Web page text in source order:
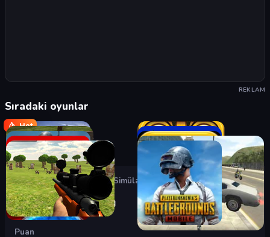
REKLAM
Sıradaki oyunlar
Hot
Oyunlar›3D Oyunlar Gitar Simülatörü
Gitar Simülatörü
Puan